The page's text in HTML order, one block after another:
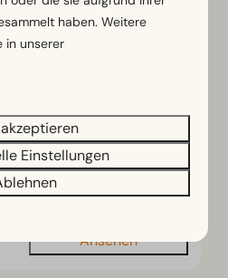
3 Nächte
Wohnzimmer
Ansehen
haben. Weitere
in unserer
Einstellungen